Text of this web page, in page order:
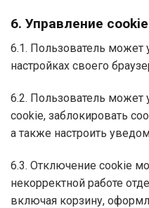
6. Управление cookie
6.1. Пользователь может
настройках своего
6.2. Пользователь может
cookie, заблокировать
а также настроить
6.3. Отключение cookie
некорректной работе
включая корзину,